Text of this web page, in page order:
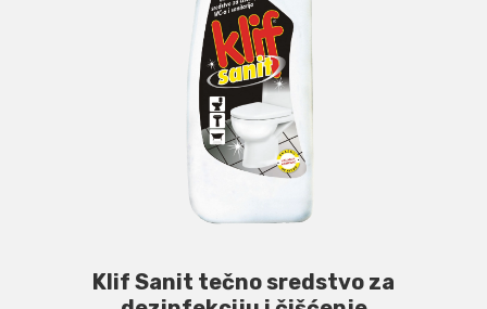
Klif Sanit tečno sredstvo za